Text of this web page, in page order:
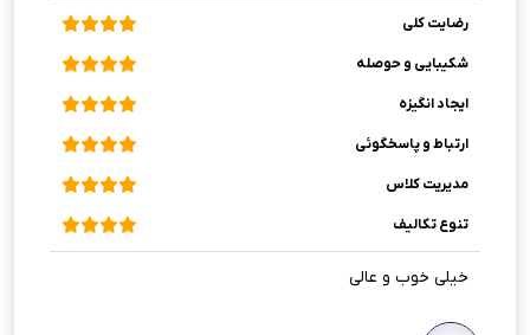
رضایت کلی
شکیبایی و حوصله
ایجاد انگیزه
ارتباط و پاسخگوئی
مدیریت کلاس
تنوع تکالیف
خیلی خوب و عالی